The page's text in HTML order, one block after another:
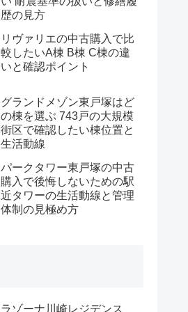
歴の見方
リヴァリエの中古購入で比
較したいA棟 B棟 C棟の違
いと確認ポイント
グランドメゾン東戸塚はど
の棟を選ぶ 743戸の大規模
街区で確認したい棟位置と
生活動線
パークタワー東戸塚の中古
購入で後悔しないための駅
近タワーの生活動線と管理
体制の見極め方
ラゾーナ川崎レジデンス